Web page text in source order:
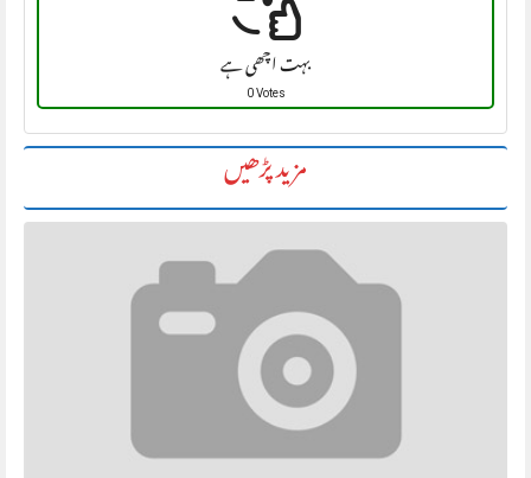
بہت اچھی ہے
0 Votes
مزید پڑھیں